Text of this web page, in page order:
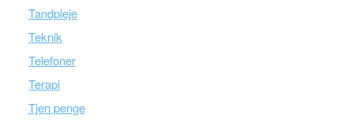
Tandpleje
Teknik
Telefoner
Terapi
Tjen penge